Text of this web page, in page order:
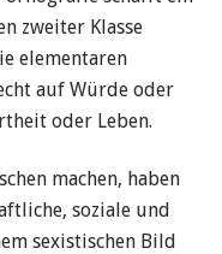
zweiter Klasse
elementaren
auf Würde oder
oder Leben.
machen, haben
soziale und
sexistischen Bild